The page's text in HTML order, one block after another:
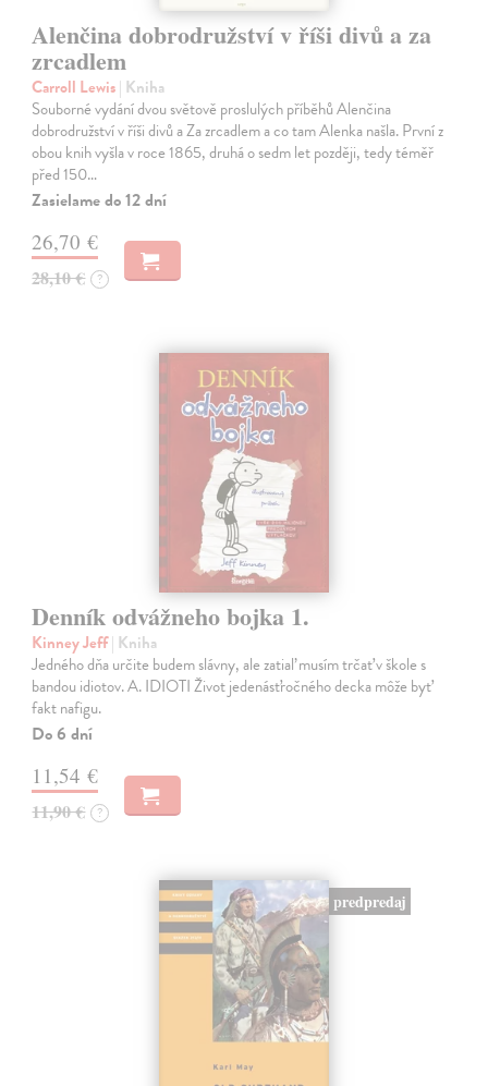
Alenčina dobrodružství v říši divů a za
zrcadlem
Carroll Lewis| Kniha
Souborné vydání dvou světově proslulých příběhů Alenčina
dobrodružství v říši divů a Za zrcadlem a co tam Alenka našla. První z
obou knih vyšla v roce 1865, druhá o sedm let později, tedy téměř
před 150…
Zasielame do 12 dní
26,70 €
28,10 € ?
Denník odvážneho bojka 1.
Kinney Jeff| Kniha
Jedného dňa určite budem slávny, ale zatiaľ musím trčať v škole s
bandou idiotov. A. IDIOTI Život jedenásťročného decka môže byť
fakt nafigu.
Do 6 dní
11,54 €
11,90 € ?
predpredaj